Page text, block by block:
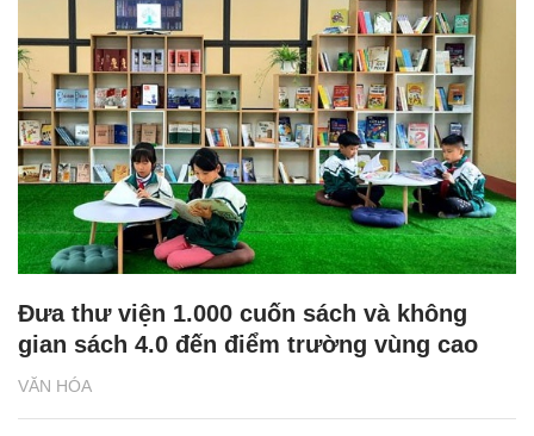
VĂN HÓA
Đưa thư viện 1.000 cuốn sách và không
gian sách 4.0 đến điểm trường vùng cao